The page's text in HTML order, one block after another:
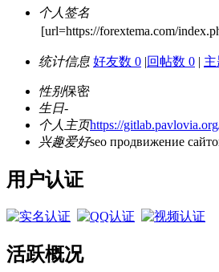
个人签名
[url=https://forextema.com/
统计信息 好友数 0 |回帖数 0 |
性别保密
生日-
个人主页https://
兴趣爱好seo продвижение
用户认证
活跃概况